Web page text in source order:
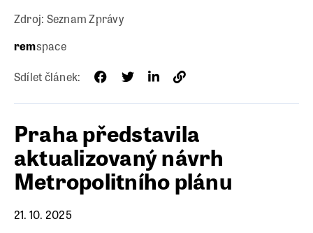
Zdroj: Seznam Zprávy
remspace
Sdílet článek:
Praha představila
aktualizovaný návrh
Metropolitního plánu
21. 10. 2025